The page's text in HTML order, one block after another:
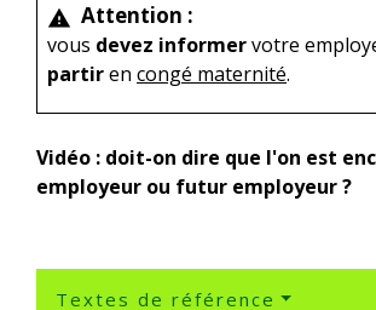
warning Attention :
vous devez informervotre
partiren congé maternité.
Vidéo : doit-on dire que l'on est
employeur ou futur employeur ?
Textes de référence